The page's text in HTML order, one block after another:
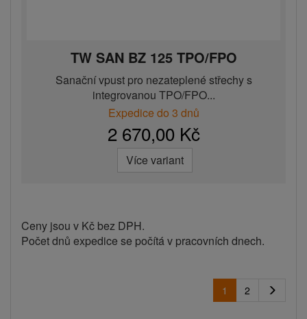
TW SAN BZ 125 TPO/FPO
Sanační vpust pro nezateplené střechy s
integrovanou TPO/FPO...
Expedice do 3 dnů
2 670,00 Kč
Více variant
Ceny jsou v Kč bez DPH.
Počet dnů expedice se počítá v pracovních dnech.
1 2